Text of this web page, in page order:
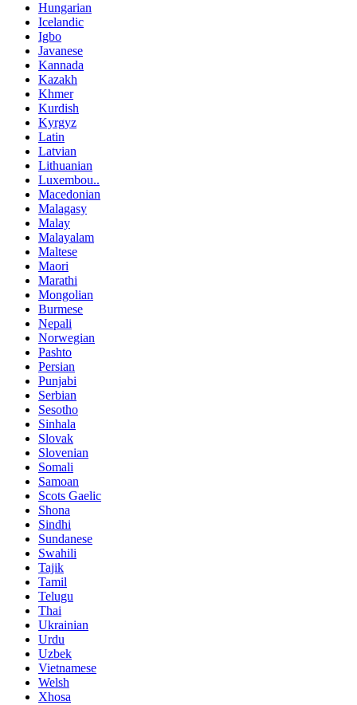
Hungarian
Icelandic
Igbo
Javanese
Kannada
Kazakh
Khmer
Kurdish
Kyrgyz
Latin
Latvian
Lithuanian
Luxembou..
Macedonian
Malagasy
Malay
Malayalam
Maltese
Maori
Marathi
Mongolian
Burmese
Nepali
Norwegian
Pashto
Persian
Punjabi
Serbian
Sesotho
Sinhala
Slovak
Slovenian
Somali
Samoan
Scots Gaelic
Shona
Sindhi
Sundanese
Swahili
Tajik
Tamil
Telugu
Thai
Ukrainian
Urdu
Uzbek
Vietnamese
Welsh
Xhosa